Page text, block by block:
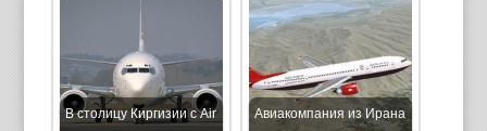
В столицу Киргизии с Air
Авиакомпания из Ирана